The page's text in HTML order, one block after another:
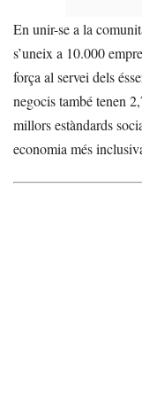
En unir-se a la
s’uneix a 10.000
força al servei dels
negocis també tenen
millors estàndards
economia més